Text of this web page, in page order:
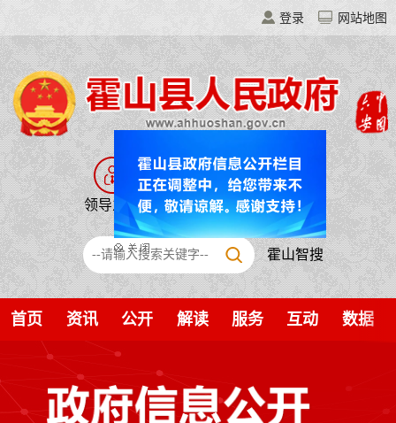
登录 网站地图
领导之窗 走进霍山 移动门户
霍山智搜
首页 资讯 公开 解读 服务 互动 数据